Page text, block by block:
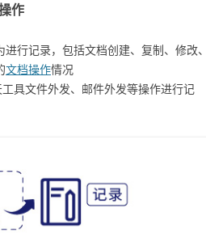
作
行记录，包括文档创建、复制、修改、
文档操作情况
具文件外发、邮件外发等操作进行记